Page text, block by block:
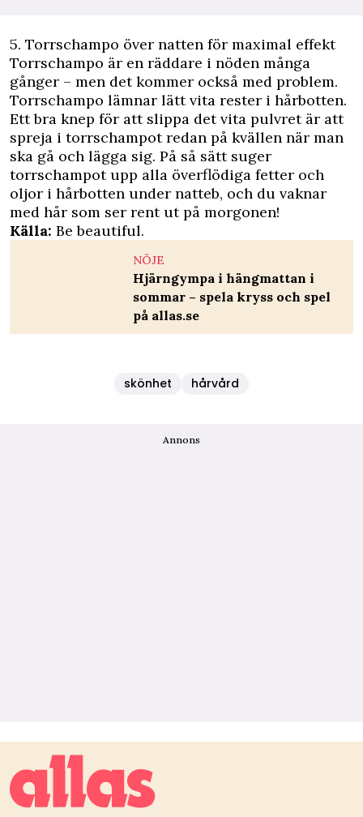
5. Torrschampo över natten för maximal effekt
Torrschampo är en räddare i nöden många
gånger – men det kommer också med problem.
Torrschampo lämnar lätt vita rester i hårbotten.
Ett bra knep för att slippa det vita pulvret är att
spreja i torrschampot redan på kvällen när man
ska gå och lägga sig. På så sätt suger
torrschampot upp alla överflödiga fetter och
oljor i hårbotten under natteb, och du vaknar
med hår som ser rent ut på morgonen!
Källa: Be beautiful.
NÖJE
Hjärngympa i hängmattan i
sommar – spela kryss och spel
på allas.se
skönhet hårvård
Annons